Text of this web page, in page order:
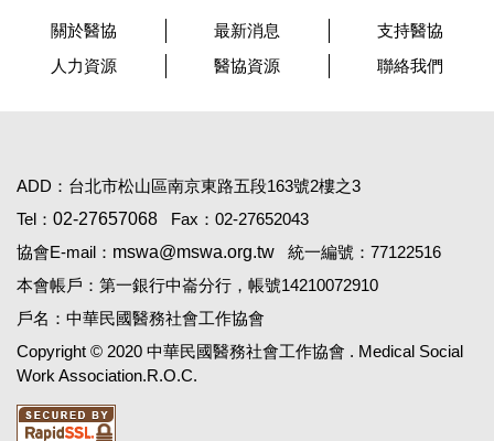
關於醫協 最新消息
支持醫協
人力資源
醫協資源 聯絡我們
ADD：台北市松山區南京東路五段163號2樓之3
Tel： 02-27657068
Fax：02-27652043
協會E-mail： mswa@mswa.org.tw
統一編號：77122516
本會帳戶：第一銀行中崙分行，帳號14210072910
戶名：中華民國醫務社會工作協會
Copyright © 2020 中華民國醫務社會工作協會 . Medical Social
Work Association.R.O.C.